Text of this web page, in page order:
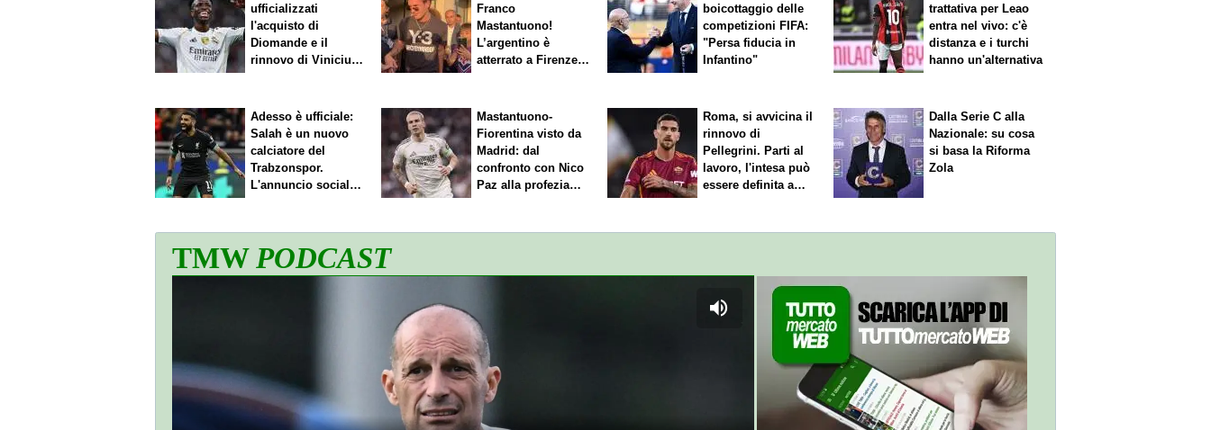
ufficializzati
l'acquisto di
Diomande e il
rinnovo di Vinicius.
Franco
Mastantuono!
L’argentino è
atterrato a Firenze,
boicottaggio delle
competizioni FIFA:
"Persa fiducia in
Infantino"
trattativa per Leao
entra nel vivo: c'è
distanza e i turchi
hanno un'alternativa
Adesso è ufficiale:
Salah è un nuovo
calciatore del
Trabzonspor.
L'annuncio social
Mastantuono-
Fiorentina visto da
Madrid: dal
confronto con Nico
Paz alla profezia
Roma, si avvicina il
rinnovo di
Pellegrini. Parti al
lavoro, l'intesa può
essere definita a
Dalla Serie C alla
Nazionale: su cosa
si basa la Riforma
Zola
TMWPODCAST